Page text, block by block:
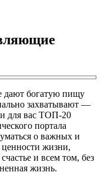
дают богатую пищу
захватывают —
для вас ТОП-20
портала
о важных и
жизни,
и всем том, без
жизнь.